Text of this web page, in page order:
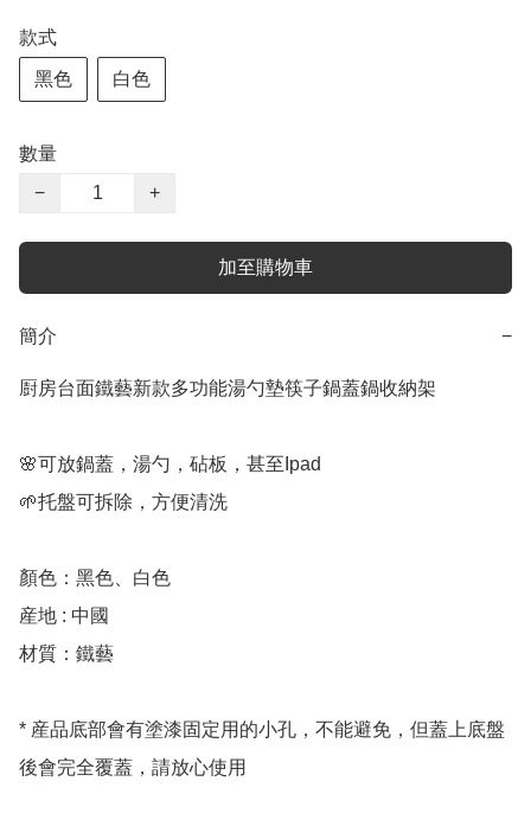
款式
黑色 白色
數量
−
+
加至購物車
簡介 −
㕑房台面鐵藝新款多功能湯勺墊筷子鍋蓋鍋收納架
🌸可放鍋蓋，湯勺，砧板，甚至Ipad
🌱托盤可拆除，方便清洗
顏色：黑色、白色
産地 : 中國
材質：鐵藝
* 産品底部會有塗漆固定用的小孔，不能避免，但蓋上底盤
後會完全覆蓋，請放心使用